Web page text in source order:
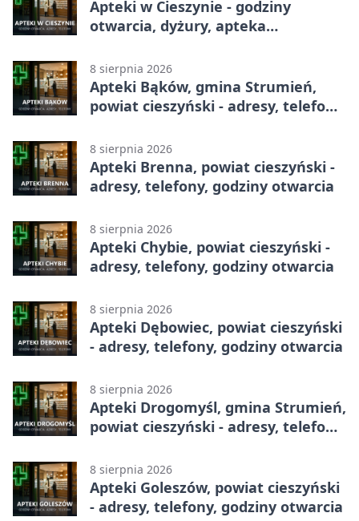
Apteki w Cieszynie - godziny
otwarcia, dyżury, apteka
8 sierpnia 2026
Apteki Bąków, gmina Strumień,
powiat cieszyński - adresy, telefony,
8 sierpnia 2026
Apteki Brenna, powiat cieszyński -
adresy, telefony, godziny otwarcia
8 sierpnia 2026
Apteki Chybie, powiat cieszyński -
adresy, telefony, godziny otwarcia
8 sierpnia 2026
Apteki Dębowiec, powiat cieszyński
- adresy, telefony, godziny otwarcia
8 sierpnia 2026
Apteki Drogomyśl, gmina Strumień,
powiat cieszyński - adresy, telefony,
8 sierpnia 2026
Apteki Goleszów, powiat cieszyński
- adresy, telefony, godziny otwarcia